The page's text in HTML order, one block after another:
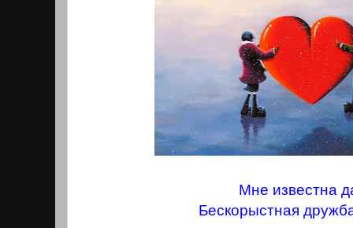
Мне известна
Бескорыстная